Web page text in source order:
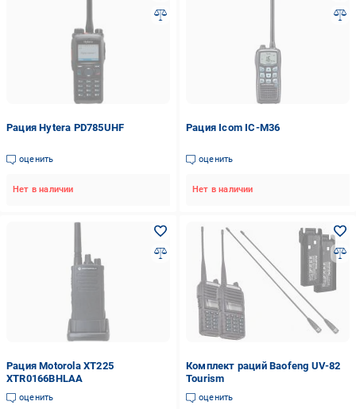
Рация Hytera PD785UHF
оценить
Нет в наличии
Рация Icom IC-M36
оценить
Нет в наличии
Рация Motorola XT225
XTR0166BHLAA
оценить
Комплект раций Baofeng UV-82
Tourism
оценить